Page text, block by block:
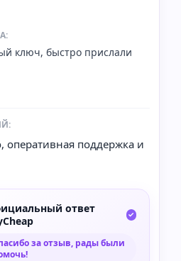
ключ, быстро прислали
оперативная поддержка и
ответ
за отзыв, рады были